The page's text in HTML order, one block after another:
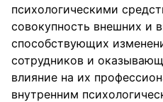
психологическими
совокупность внешних и
способствующих
сотрудников и
влияние на их
внутренним